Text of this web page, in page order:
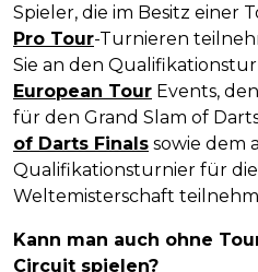
Spieler, die im Besitz einer
Pro Tour-Turnieren
Sie an den
European Tour Events,
für den Grand Slam of
of Darts Finals sowie dem
Qualifikationsturnier für die
Weltemisterschaft
Kann man auch ohne
Circuit spielen?